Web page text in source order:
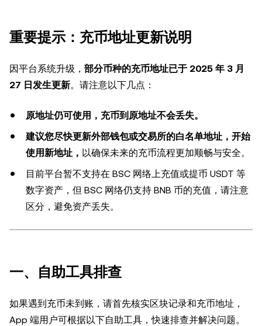
重要提示：充币地址更新说明
因平台系统升级， 部分币种的充币地址已于 2025 年 3 月
27 日发生更新。请注意以下几点：
原地址仍可使用，充币到原地址不会丢失。
建议您尽快更新外部钱包或交易所的白名单地址，开始
使用新地址， 以确保未来的充币流程更加顺畅与安全。
目前平台暂不支持在 BSC 网络上充值或提币 USDT 等
数字资产，但 BSC 网络仍支持 BNB 币的充值，请注意
区分，避免资产丢失。
一、自助工具排查
如果遇到充币未到账，请首先核实区块记录和充币地址，
App 端用户可根据以下自助工具，快速排查并解决问题。